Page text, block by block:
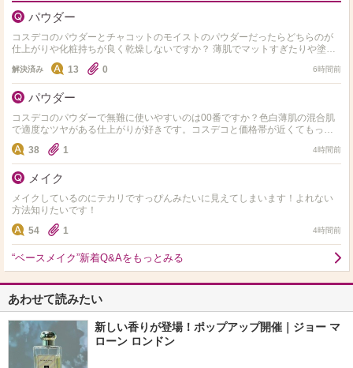
パウダー
コスデコのパウダーとチャコットのモイストのパウダーだったらどちらのが
仕上がりや化粧持ちが良く乾燥しないですか？ 薄肌でマットすぎたりや塗っ
た感が出やすい物は避けてます。粒子が細かく粉っぽくならな…
解決済み 13 0 6時間前
パウダー
コスデコのパウダーで無難に使いやすいのは00番ですか？色白薄肌の混合肌
で適度なツヤがある仕上がりが好きです。コスデコと価格帯が近くてもっと
仕上がりや化粧持ちが良いパウダーってありますか？
38 1 4時間前
メイク
メイクしているのにテカリですっぴんみたいに見えてしまいます！よれない
方法知りたいです！
54
1 4時間前
“ベースメイク”新着Q&Aをもっとみる
あわせて読みたい
新しい香りが登場！ポップアップ開催｜ジョー マ
ローン ロンドン